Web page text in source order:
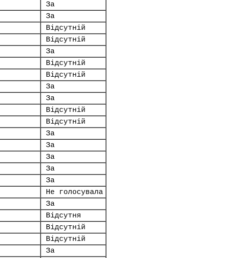
За
За
Відсутній
Відсутній
За
Відсутній
Відсутній
За
За
Відсутній
Відсутній
За
За
За
За
За
Не голосувала
За
Відсутня
Відсутній
Відсутній
За